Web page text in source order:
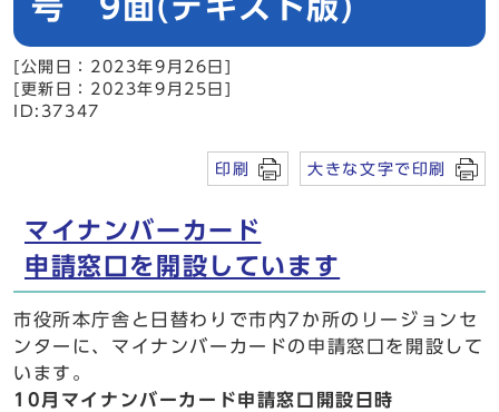
号 9面(テキスト版)
[公開日：2023年9月26日]
[更新日：2023年9月25日]
ID:37347
印刷 大きな文字で印刷
マイナンバーカード
申請窓口を開設しています
市役所本庁舎と日替わりで市内7か所のリージョンセ
ンターに、マイナンバーカードの申請窓口を開設して
います。
10月マイナンバーカード申請窓口開設日時